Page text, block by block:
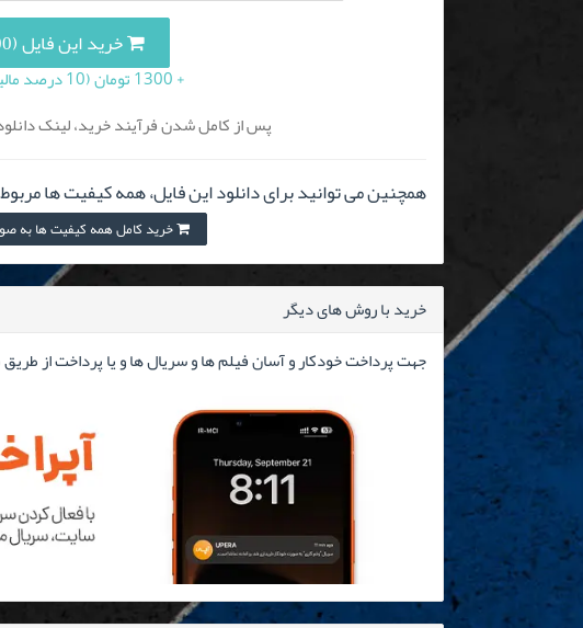
خرید این فایل (13,000 تومان)
+ 1300 تومان (10 درصد مالیات بر ارزش افزوده)
پس از کامل شدن فرآیند خرید، لینک
همچنین می توانید برای دانلود این فایل، همه کیفیت ها
خرید کامل همه کیفیت ها به صورت یکجا
خرید با روش های دیگر
جهت پرداخت خودکار و آسان فیلم ها و سریال ها و یا پرداخت از